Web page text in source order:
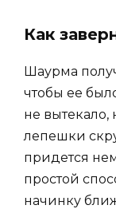
Как
Шаурма
чтобы ее
не вытекало,
лепешки
придется
простой
начинку